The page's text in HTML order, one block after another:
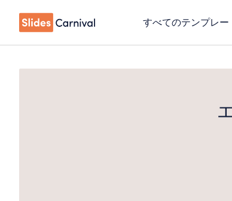
すべてのテンプレー